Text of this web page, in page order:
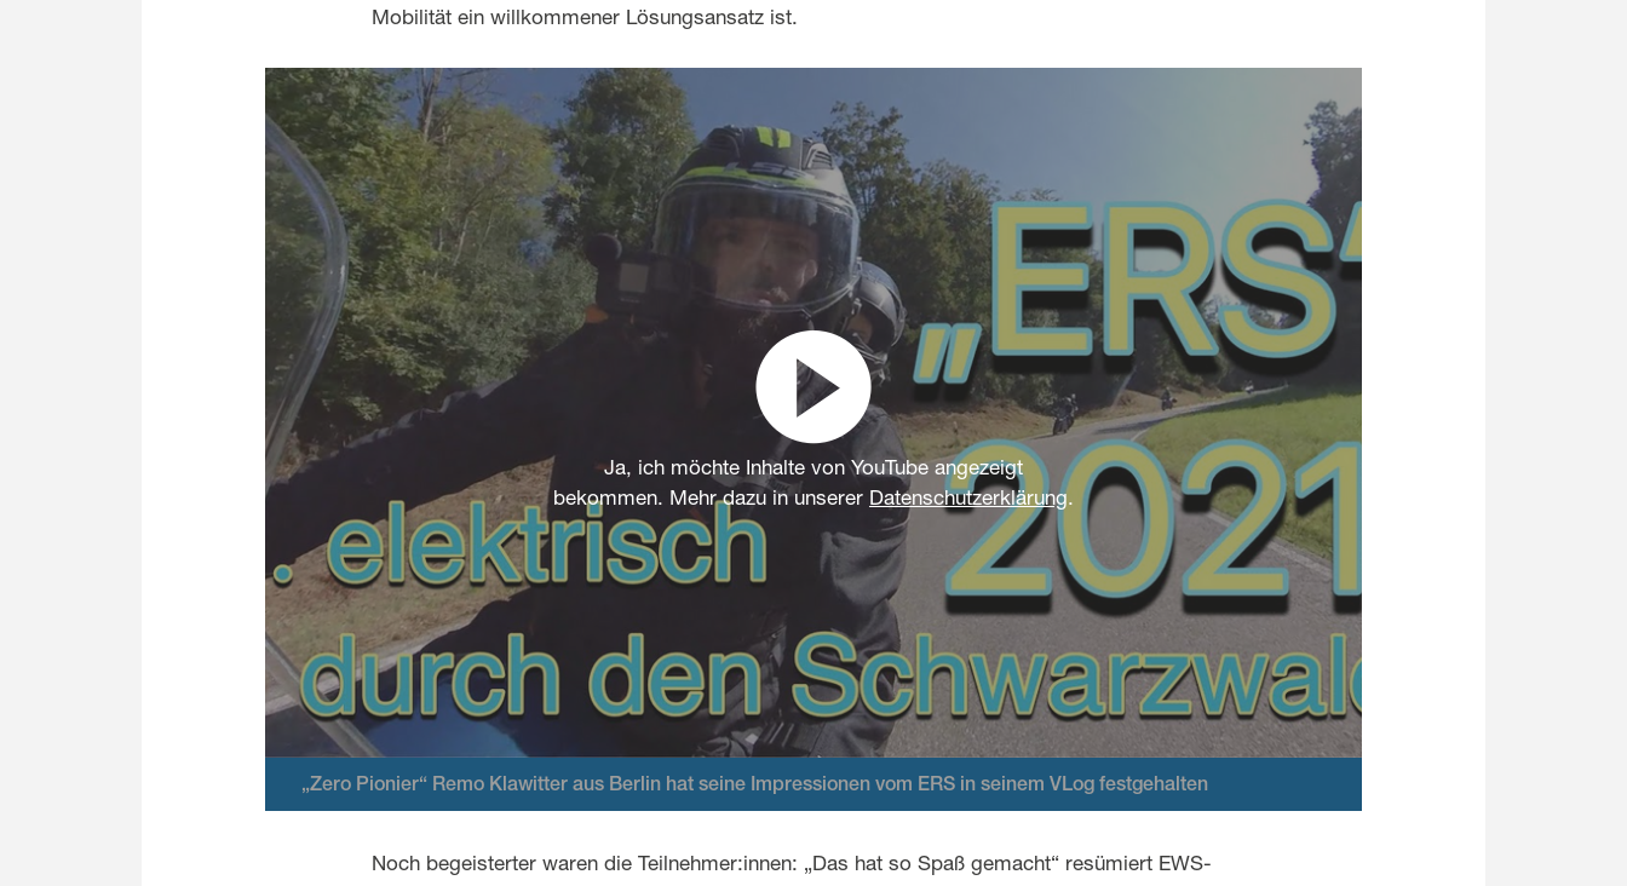
Mobilität ein willkommener Lösungsansatz ist.
„Zero Pionier“ Remo Klawitter aus Berlin hat seine Impressionen vom ERS in seinem VLog festgehalten
Ja, ich möchte Inhalte von YouTube angezeigt
bekommen. Mehr dazu in unserer Datenschutzerklärung.
Noch begeisterter waren die Teilnehmer:innen: „Das hat so Spaß gemacht“ resümiert EWS-